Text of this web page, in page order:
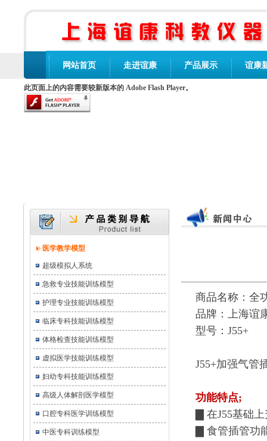
网站首页 走进谊康 产品展示 谊康
此页面上的内容需要较新版本的 Adobe Flash Player。
医学教学模型
超级模拟人系统
急救专业技能训练模型
护理专业技能训练模型
临床专科技能训练模型
体格检查技能训练模型
虚拟医学技能训练模型
妇幼专科技能训练模型
高级人体解剖医学模型
口腔专科医学训练模型
中医专科训练模型
商品名称：全
品牌：上海谊
型号：J55+
J55+加强气管
功能特点;
在J55基础
食管插管功